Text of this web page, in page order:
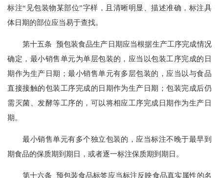
标注“见包装物某部位”字样，且清晰明显、描述准确，标注具
体日期的部位应当易于查找。
第十五条 预包装食品生产日期应当根据生产工序完成情况
确定，最小销售单元为单层包装的，应当以包装工序完成的日
期作为生产日期；最小销售单元有多层包装的，应当以与食品
直接接触的包装工序完成的日期作为生产日期；包装完成后仍
需灭菌、发酵等工序的，可以将相应工序完成日期作为生产日
期。
最小销售单元有多个独立包装的，应当标注不晚于最早到
期食品的保质期到期日，或者逐一标注保质期到期日。
第十六条 预包装食品标签应当标注反映食品真实属性的名